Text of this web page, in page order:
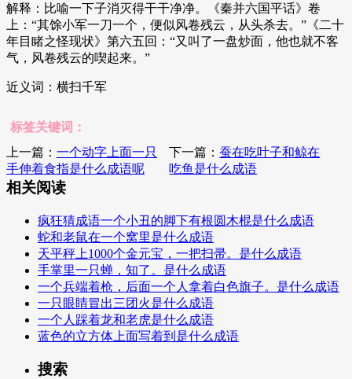
解释：比喻一下子消灭得干干净净。《秦并六国平话》卷
上：“其馀小军一刀一个，便似风卷残云，从头杀去。”《二十
年目睹之怪现状》第六五回：“又叫了一盘炒面，他也就不客
气，风卷残云的喫起来。”
近义词：横扫千军
标签关键词：
上一篇： 一个动字上面一只
手伸着食指是什么成语呢
下一篇：蚕在吃叶子和鲸在
吃鱼是什么成语
相关阅读
疯狂猜成语一个小丑的脚下有根圆木棍是什么成语
蛇和老鼠在一个窝里是什么成语
天平秤上1000个金元宝，一把扫帚。是什么成语
手掌里一只蝉，知了。是什么成语
一个兵端着枪，后面一个人拿着白色旗子。是什么成语
一只眼睛冒出三团火是什么成语
一个人踩着龙和老虎是什么成语
蓝色的立方体上面写着到是什么成语
搜索